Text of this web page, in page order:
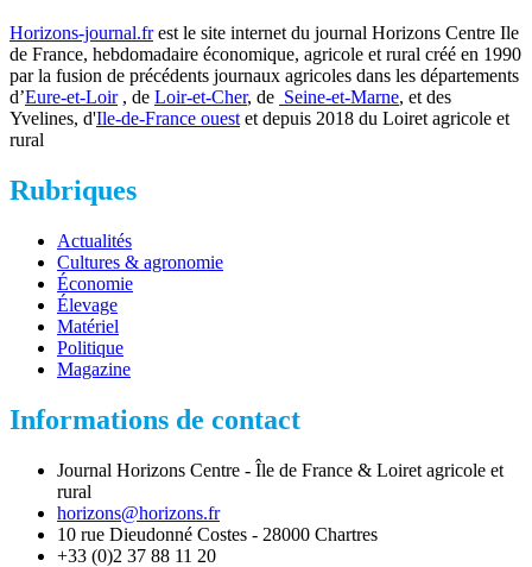
Horizons-journal.frest le site internet du journal Horizons Centre Ile
de France, hebdomadaire économique, agricole et rural créé en 1990
par la fusion de précédents journaux agricoles dans les départements
d’Eure-et-Loir, de Loir-et-Cher, de Seine-et-Marne, et des
Yvelines, d'Ile-de-France ouest et depuis 2018 du Loiret agricole et
rural
Rubriques
Actualités
Cultures & agronomie
Économie
Élevage
Matériel
Politique
Magazine
Informations de contact
Journal Horizons Centre - Île de France & Loiret agricole et
rural
horizons@horizons.fr
10 rue Dieudonné Costes - 28000 Chartres
+33 (0)2 37 88 11 20